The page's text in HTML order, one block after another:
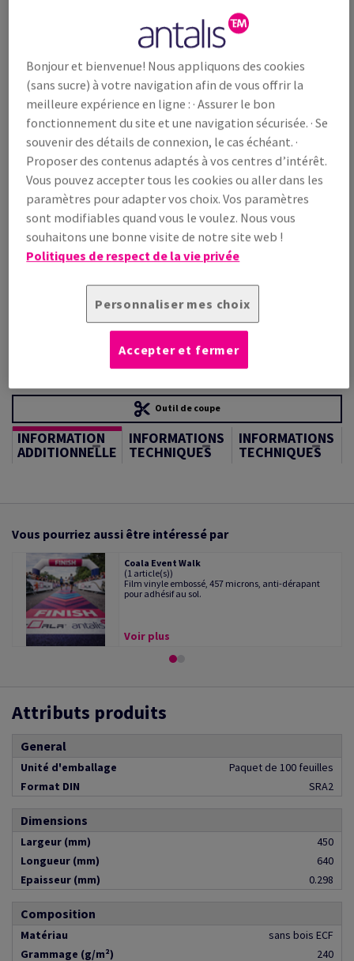
Promotions: Offre temporaire! Jusqu'à 20% de remise sur
Prix TTC
€ 976,39 22,21% OFF
WEB Prix promo TTC
€ 759,52
/ 1 000 feuille(s)
(69,1 kg )
EN STOCK
Guide des quantités
paquet(s)
Outil de coupe
INFORMATION
ADDITIONNELLE
INFORMATIONS
TECHNIQUES
INFORMATIONS
TECHNIQUES
Vous pourriez aussi être intéressé par
Coala Event Walk
(1 article(s))
Film vinyle embossé, 457 microns, anti-dérapant
pour adhésif au sol.
Voir plus
Attributs produits
General
Unité d'emballage
Paquet de 100 feuilles
Format DIN
SRA2
Dimensions
Largeur (mm)
450
Longueur (mm)
640
Epaisseur (mm)
0.298
Composition
Matériau
sans bois ECF
Grammage (g/m²)
240
Bonjour et bienvenue! Nous appliquons des cookies
(sans sucre) à votre navigation afin de vous offrir la
meilleure expérience en ligne : · Assurer le bon
fonctionnement du site et une navigation sécurisée. · Se
souvenir des détails de connexion, le cas échéant. ·
Proposer des contenus adaptés à vos centres d’intérêt.
Vous pouvez accepter tous les cookies ou aller dans les
paramètres pour adapter vos choix. Vos paramètres
sont modifiables quand vous le voulez. Nous vous
souhaitons une bonne visite de notre site web !
Politiques de respect de la vie privée
Personnaliser mes choix
Accepter et fermer